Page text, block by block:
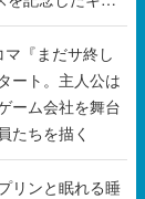
『まだサ終し
ート。主人公は
ーム会社を舞台
たちを描く
リンと眠れる睡